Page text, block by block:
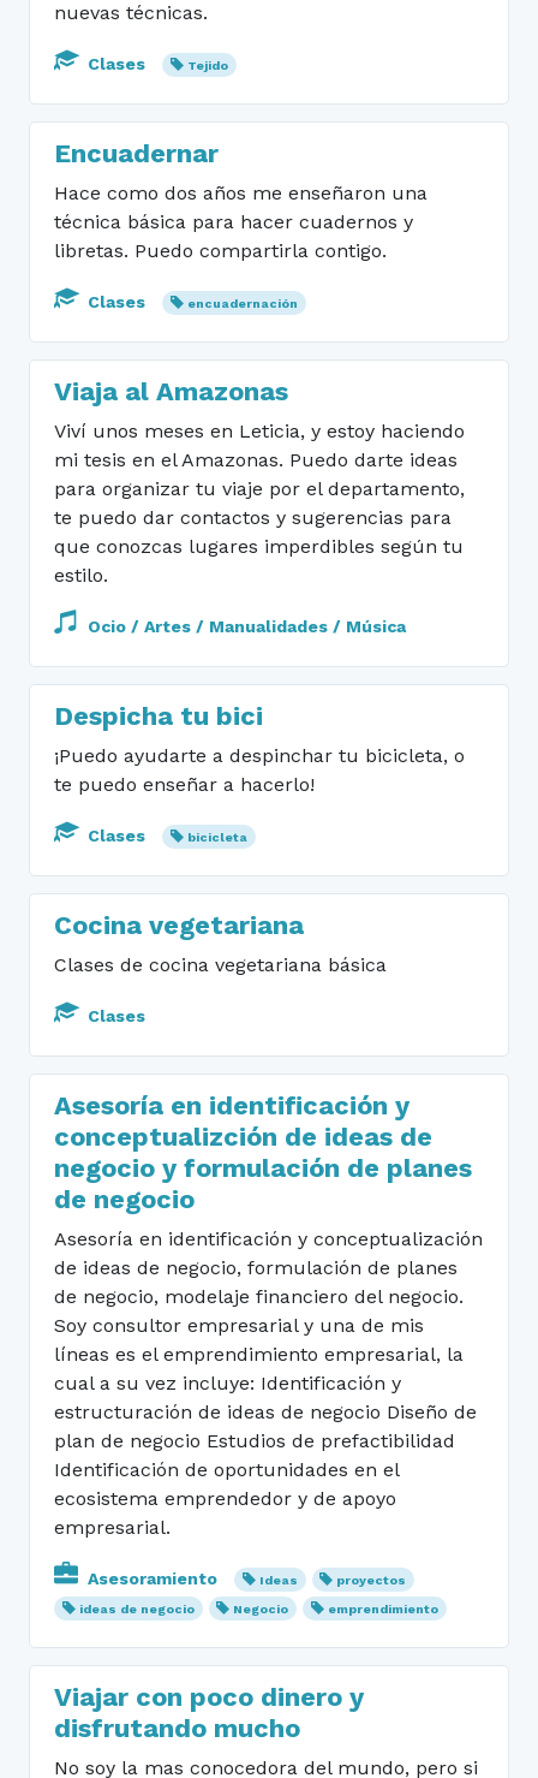
nuevas técnicas.
Clases Tejido
Encuadernar
Hace como dos años me enseñaron una
técnica básica para hacer cuadernos y
libretas. Puedo compartirla contigo.
Clases encuadernación
Viaja al Amazonas
Viví unos meses en Leticia, y estoy haciendo
mi tesis en el Amazonas. Puedo darte ideas
para organizar tu viaje por el departamento,
te puedo dar contactos y sugerencias para
que conozcas lugares imperdibles según tu
estilo.
Ocio / Artes / Manualidades / Música
Despicha tu bici
¡Puedo ayudarte a despinchar tu bicicleta, o
te puedo enseñar a hacerlo!
Clases bicicleta
Cocina vegetariana
Clases de cocina vegetariana básica
Clases
Asesoría en identificación y
conceptualizción de ideas de
negocio y formulación de planes
de negocio
Asesoría en identificación y conceptualización
de ideas de negocio, formulación de planes
de negocio, modelaje financiero del negocio.
Soy consultor empresarial y una de mis
líneas es el emprendimiento empresarial, la
cual a su vez incluye: Identificación y
estructuración de ideas de negocio Diseño de
plan de negocio Estudios de prefactibilidad
Identificación de oportunidades en el
ecosistema emprendedor y de apoyo
empresarial.
Asesoramiento Ideas
proyectos
ideas de negocio
Negocio emprendimiento
Viajar con poco dinero y
disfrutando mucho
No soy la mas conocedora del mundo, pero si